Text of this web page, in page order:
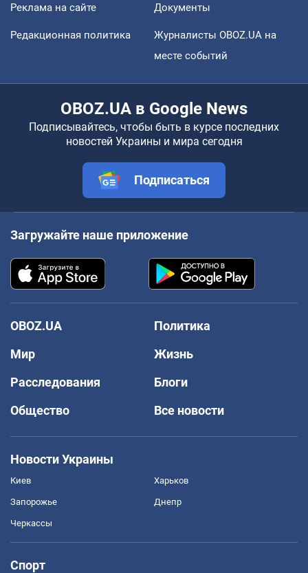
Реклама на сайте Документы
Редакционная политика
Журналисты OBOZ.UA на
месте событий
OBOZ.UA в Google News
Подписывайтесь, чтобы быть в курсе последних
новостей Украины и мира сегодня
Подписаться
Загружайте наше приложение
OBOZ.UA
Политика
Мир
Жизнь
Расследования
Блоги
Общество
Все новости
Новости Украины
Киев Харьков
Запорожье Днепр
Черкассы
Спорт